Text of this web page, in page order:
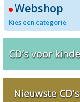
Webshop
Kies een categorie